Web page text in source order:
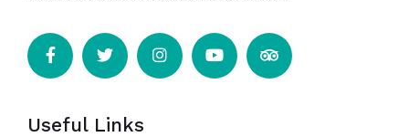
Useful Links